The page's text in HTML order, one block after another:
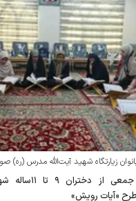
زیارتگاه شهید آیت‌الله مدرس (ره)
بهره‌مندی جمعی
طرح «آیات رویش»